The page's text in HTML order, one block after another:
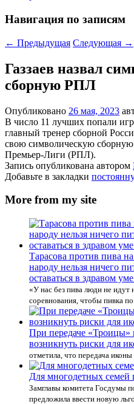
Навигация по записям
← Предыдущая Следующая →
Газзаев назвал
сборную РПЛ
Опубликовано 26 мая, 2023
В число 11 лучших попали
главный тренер сборной
свою символическую
Премьер-Лиги (РПЛ).
Запись опубликована автором
Добавьте в закладки
More from my site
Тарасова против пива
народу нельзя ничего
оставаться в здравом
«У нас без пива люди не идут
соревнования, чтобы пивка
При передаче «Троицы»
возникнуть риски для
отметила, что передача
Для многодетных семей
Замглавы комитета Госдумы
предложила ввести новую